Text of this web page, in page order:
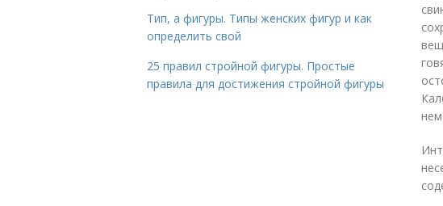
Тип, а фигуры. Типы женских фигур и как
определить свой
25 правил стройной фигуры. Простые
правила для достижения стройной фигуры